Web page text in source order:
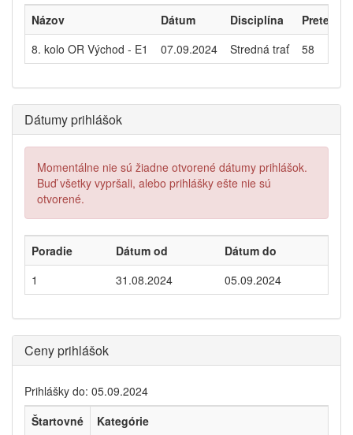
Názov Dátum Disciplína
Pretekári
8. kolo OR Východ - E1
07.09.2024 Stredná trať 58
Dátumy prihlášok
Momentálne nie sú žiadne otvorené dátumy prihlášok.
Buď všetky vypršali, alebo prihlášky ešte nie sú
otvorené.
Poradie Dátum od
Dátum do
1
31.08.2024 05.09.2024
Ceny prihlášok
Prihlášky do: 05.09.2024
Štartovné
Kategórie